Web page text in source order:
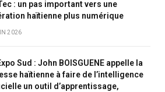
: un pas important vers une
haïtienne plus numérique
2026
Sud : John BOISGUENE appelle la
haïtienne à faire de l’intelligence
un outil d’apprentissage,